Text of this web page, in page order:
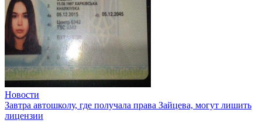
Новости
Завтра автошколу, где получала права Зайцева, могут лишить
лицензии